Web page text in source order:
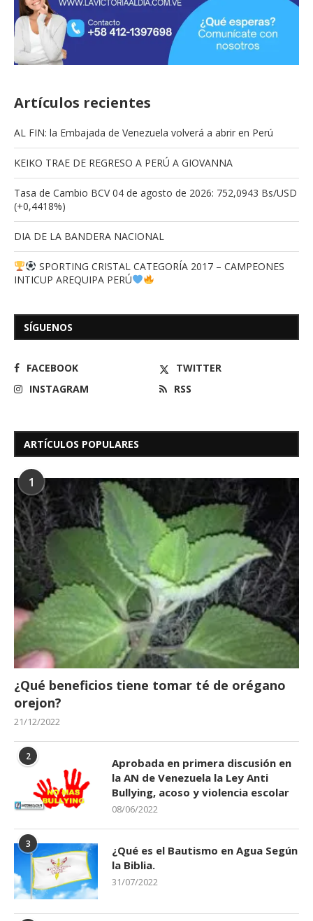
Artículos recientes
AL FIN: la Embajada de Venezuela volverá a abrir en Perú
KEIKO TRAE DE REGRESO A PERÚ A GIOVANNA
Tasa de Cambio BCV 04 de agosto de 2026: 752,0943 Bs/USD
(+0,4418%)
DIA DE LA BANDERA NACIONAL
SPORTING CRISTAL CATEGORÍA 2017 – CAMPEONES
INTICUP AREQUIPA PERÚ
SÍGUENOS
FACEBOOK
TWITTER
INSTAGRAM
RSS
ARTÍCULOS POPULARES
1
¿Qué beneficios tiene tomar té de orégano
orejon?
21/12/2022
2
Aprobada en primera discusión en
la AN de Venezuela la Ley Anti
Bullying, acoso y violencia escolar
08/06/2022
3
¿Qué es el Bautismo en Agua Según
la Biblia.
31/07/2022